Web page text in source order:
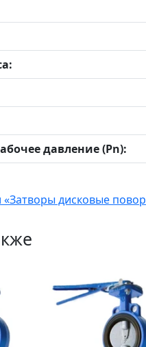
давление (Pn):
«Затворы дисковые